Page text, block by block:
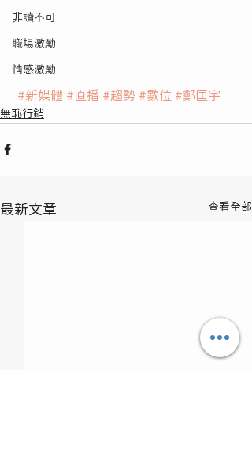
非讀不可
職場激勵
情感激勵
#新媒體 #直播 #趨勢 #數位 #鄭匡宇
無恥行銷
最新文章 查看全部